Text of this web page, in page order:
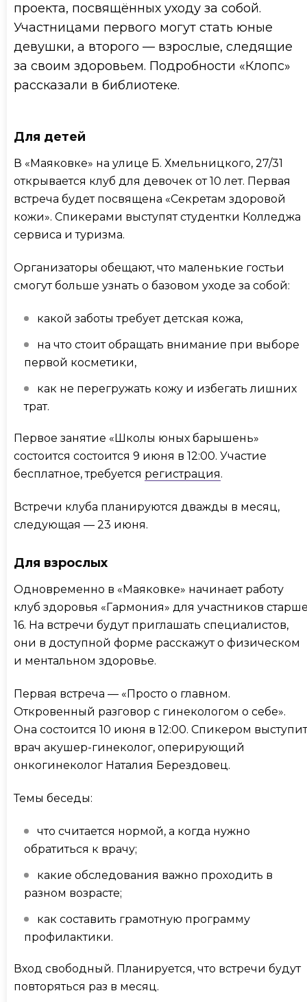
проекта, посвящённых уходу за собой.
Участницами первого могут стать юные
девушки, а второго — взрослые, следящие
за своим здоровьем. Подробности «Клопс»
рассказали в библиотеке.
Для детей
В «Маяковке» на улице Б. Хмельницкого, 27/31
открывается клуб для девочек от 10 лет. Первая
встреча будет посвящена «Секретам здоровой
кожи». Спикерами выступят студентки Колледжа
сервиса и туризма.
Организаторы обещают, что маленькие гостьи
смогут больше узнать о базовом уходе за собой:
какой заботы требует детская кожа,
на что стоит обращать внимание при выборе
первой косметики,
как не перегружать кожу и избегать лишних
трат.
Первое занятие «Школы юных барышень»
состоится состоится 9 июня в 12:00. Участие
бесплатное, требуется регистрация.
Встречи клуба планируются дважды в месяц,
следующая — 23 июня.
Для взрослых
Одновременно в «Маяковке» начинает работу
клуб здоровья «Гармония» для участников
16. На встречи будут приглашать специалистов,
они в доступной форме расскажут о физическом
и ментальном здоровье.
Первая встреча — «Просто о главном.
Откровенный разговор с гинекологом о себе».
Она состоится 10 июня в 12:00. Спикером выступит
врач акушер-гинеколог, оперирующий
онкогинеколог Наталия Берездовец.
Темы беседы:
что считается нормой, а когда нужно
обратиться к врачу;
какие обследования важно проходить в
разном возрасте;
как составить грамотную программу
профилактики.
Вход свободный. Планируется, что встречи будут
повторяться раз в месяц.